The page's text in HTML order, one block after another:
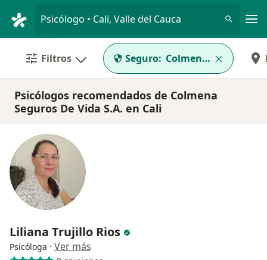
Psicólogo • Cali, Valle del Cauca
Filtros Seguro: Colmena Seguros De
Psicólogos recomendados de Colmena
Seguros De Vida S.A. en Cali
Liliana Trujillo Rios
Psicóloga · Ver más